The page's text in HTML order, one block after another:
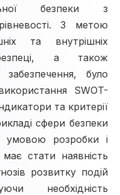
безпеки з
З метою
та внутрішніх
а також
було
SWOT-
та критерії
сфери безпеки
умовою розробки і
стати наявність
розвитку подій
необхідність